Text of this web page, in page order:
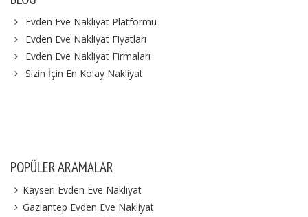
Evden Eve Nakliyat Platformu
Evden Eve Nakliyat Fiyatları
Evden Eve Nakliyat Firmaları
Sizin İçin En Kolay Nakliyat
POPÜLER ARAMALAR
Kayseri Evden Eve Nakliyat
Gaziantep Evden Eve Nakliyat